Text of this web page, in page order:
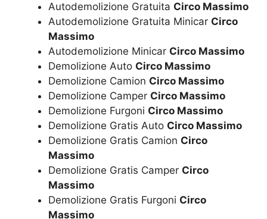
Autodemolizione Gratuita Circo Massimo
Autodemolizione Gratuita Minicar Circo
Massimo
Autodemolizione Minicar Circo Massimo
Demolizione Auto Circo Massimo
Demolizione Camion Circo Massimo
Demolizione Camper Circo Massimo
Demolizione Furgoni Circo Massimo
Demolizione Gratis Auto Circo Massimo
Demolizione Gratis Camion Circo
Massimo
Demolizione Gratis Camper Circo
Massimo
Demolizione Gratis Furgoni Circo
Massimo